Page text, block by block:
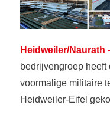
Heidweiler/Naurath
bedrijvengroep
voormalige militaire
Heidweiler-Eifel